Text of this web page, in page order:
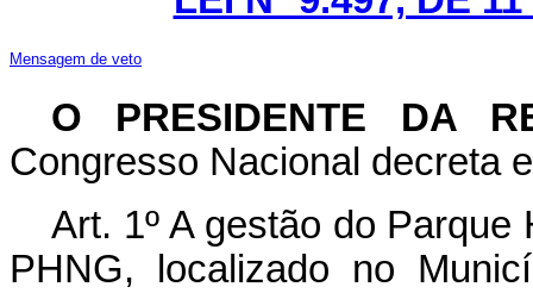
Mensagem de veto
O PRESIDENTE DA
Congresso Nacional decreta
Art. 1º A gestão do
PHNG, localizado no